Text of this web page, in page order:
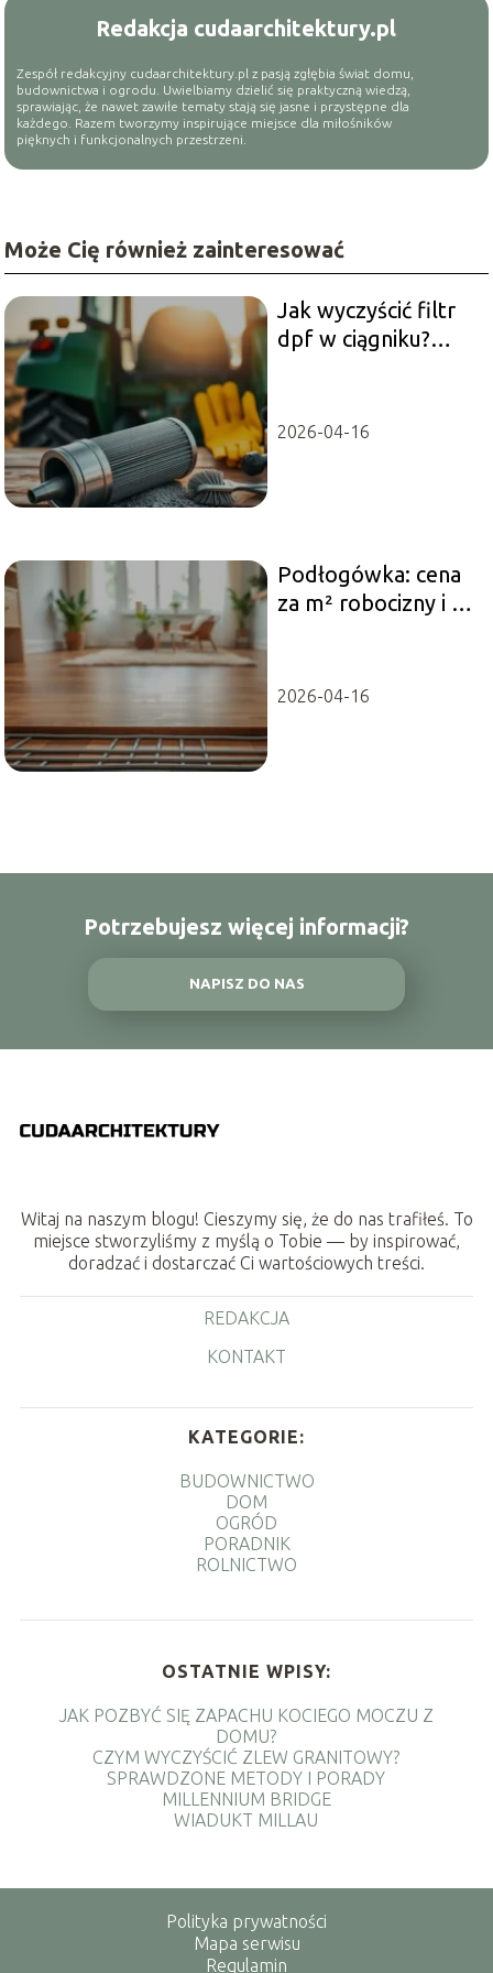
Redakcja cudaarchitektury.pl
Zespół redakcyjny cudaarchitektury.pl z pasją zgłębia świat domu,
budownictwa i ogrodu. Uwielbiamy dzielić się praktyczną wiedzą,
sprawiając, że nawet zawiłe tematy stają się jasne i przystępne dla
każdego. Razem tworzymy inspirujące miejsce dla miłośników
pięknych i funkcjonalnych przestrzeni.
Może Cię również zainteresować
Jak wyczyścić filtr
dpf w ciągniku?
2026-04-16
Podłogówka: cena
za m² robocizny i co
2026-04-16
Potrzebujesz więcej informacji?
NAPISZ DO NAS
Witaj na naszym blogu! Cieszymy się, że do nas trafiłeś. To
miejsce stworzyliśmy z myślą o Tobie — by inspirować,
doradzać i dostarczać Ci wartościowych treści.
REDAKCJA
KONTAKT
KATEGORIE:
BUDOWNICTWO
DOM
OGRÓD
PORADNIK
ROLNICTWO
OSTATNIE WPISY:
JAK POZBYĆ SIĘ ZAPACHU KOCIEGO MOCZU Z
DOMU?
CZYM WYCZYŚCIĆ ZLEW GRANITOWY?
SPRAWDZONE METODY I PORADY
MILLENNIUM BRIDGE
WIADUKT MILLAU
Polityka prywatności
Mapa serwisu
Regulamin